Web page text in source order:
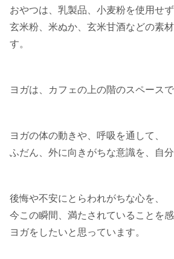
おやつは、乳製品、小麦粉を使用せず
玄米粉、米ぬか、玄米甘酒などの素
す。
ヨガは、カフェの上の階のスペースで
ヨガの体の動きや、呼吸を通して、
ふだん、外に向きがちな意識を、自分
後悔や不安にとらわれがちな心を、
今この瞬間、満たされていることを
ヨガをしたいと思っています。